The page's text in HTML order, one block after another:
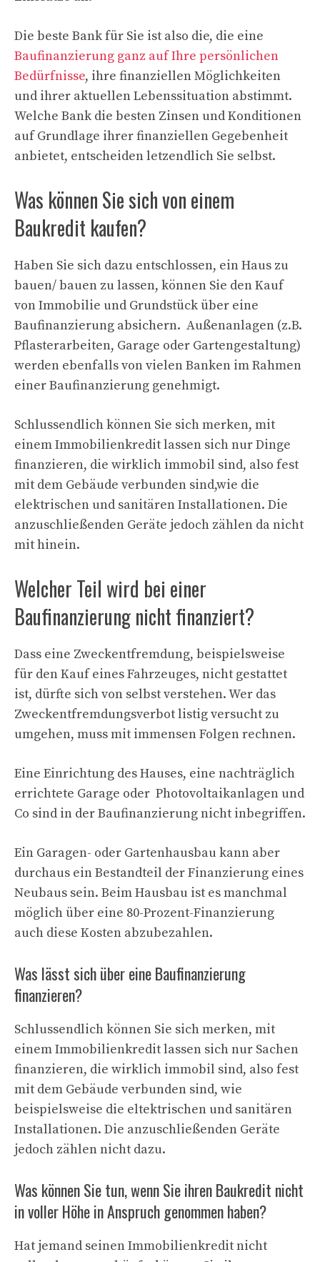
Die beste Bank für Sie ist also die, die eine
Baufinanzierung ganz auf Ihre persönlichen
Bedürfnisse, ihre finanziellen Möglichkeiten
und ihrer aktuellen Lebenssituation abstimmt.
Welche Bank die besten Zinsen und Konditionen
auf Grundlage ihrer finanziellen Gegebenheit
anbietet, entscheiden letzendlich Sie selbst.
Was können Sie sich von einem
Baukredit kaufen?
Haben Sie sich dazu entschlossen, ein Haus zu
bauen/ bauen zu lassen, können Sie den Kauf
von Immobilie und Grundstück über eine
Baufinanzierung absichern. Außenanlagen (z.B.
Pflasterarbeiten, Garage oder Gartengestaltung)
werden ebenfalls von vielen Banken im Rahmen
einer Baufinanzierung genehmigt.
Schlussendlich können Sie sich merken, mit
einem Immobilienkredit lassen sich nur Dinge
finanzieren, die wirklich immobil sind, also fest
mit dem Gebäude verbunden sind,wie die
elektrischen und sanitären Installationen. Die
anzuschließenden Geräte jedoch zählen da nicht
mit hinein.
Welcher Teil wird bei einer
Baufinanzierung nicht finanziert?
Dass eine Zweckentfremdung, beispielsweise
für den Kauf eines Fahrzeuges, nicht gestattet
ist, dürfte sich von selbst verstehen. Wer das
Zweckentfremdungsverbot listig versucht zu
umgehen, muss mit immensen Folgen rechnen.
Eine Einrichtung des Hauses, eine nachträglich
errichtete Garage oder Photovoltaikanlagen und
Co sind in der Baufinanzierung nicht inbegriffen.
Ein Garagen- oder Gartenhausbau kann aber
durchaus ein Bestandteil der Finanzierung eines
Neubaus sein. Beim Hausbau ist es manchmal
möglich über eine 80-Prozent-Finanzierung
auch diese Kosten abzubezahlen.
Was lässt sich über eine Baufinanzierung
finanzieren?
Schlussendlich können Sie sich merken, mit
einem Immobilienkredit lassen sich nur Sachen
finanzieren, die wirklich immobil sind, also fest
mit dem Gebäude verbunden sind, wie
beispielsweise die eltektrischen und sanitären
Installationen. Die anzuschließenden Geräte
jedoch zählen nicht dazu.
Was können Sie tun, wenn Sie ihren Baukredit nicht
in voller Höhe in Anspruch genommen haben?
Hat jemand seinen Immobilienkredit nicht